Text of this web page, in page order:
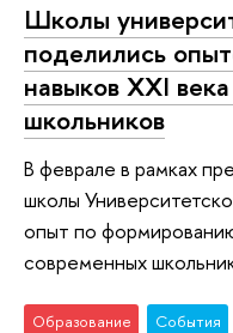
Школы
поделились
навыков XXI
школьников
В феврале в рамках
школы
опыт по
современных
Образование События